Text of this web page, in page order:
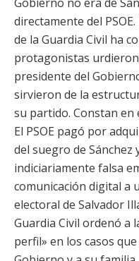
directamente del
de la Guardia Civil ha
protagonistas
presidente del
sirvieron de la
su partido. Constan en
El PSOE pagó por
del suegro de
indiciariamente falsa
comunicación digital a
electoral de Salvador
Guardia Civil ordenó a
perfil» en los casos